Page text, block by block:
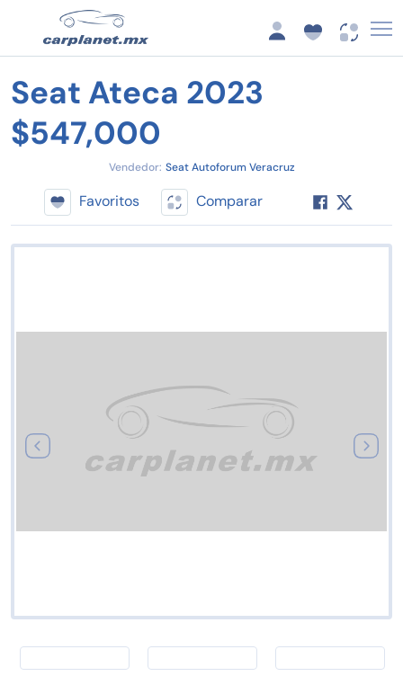
Seat Ateca 2023
$547,000
Vendedor: Seat Autoforum Veracruz
Favoritos Comparar